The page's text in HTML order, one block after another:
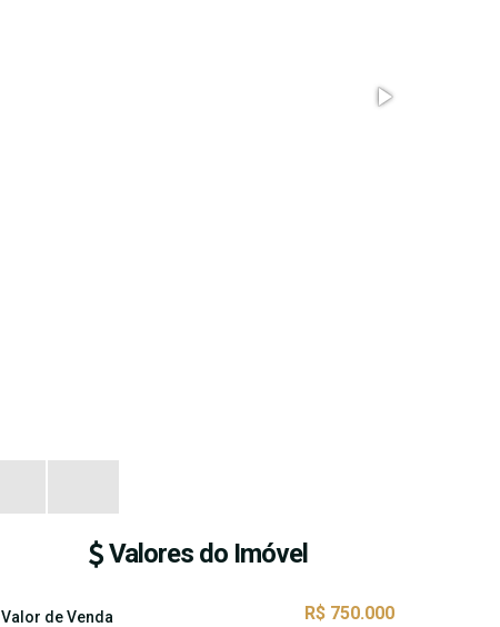
Valores do Imóvel
R$ 750.000
Valor de Venda